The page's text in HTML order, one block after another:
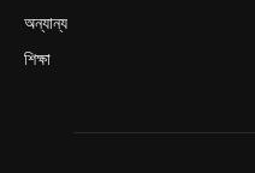
অন্যান্য
শিক্ষা